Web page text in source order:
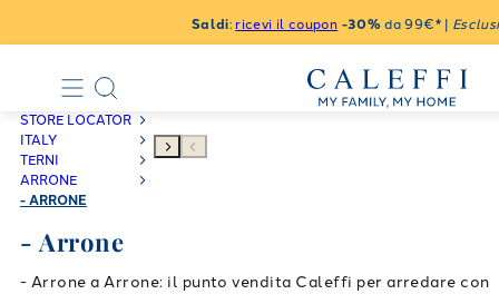
Saldi: ricevi il coupon -30%da 99€* |
STORE LOCATOR
ITALY
TERNI
ARRONE
- ARRONE
- Arrone
- Arrone a Arrone: il punto vendita Caleffi per arredare con